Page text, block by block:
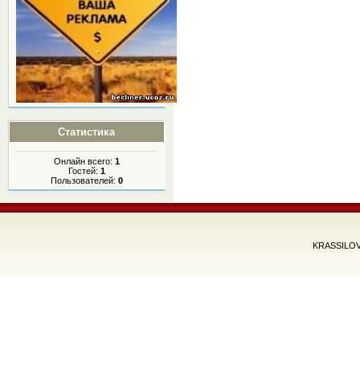
Статистика
Онлайн всего: 1
Гостей: 1
Пользователей: 0